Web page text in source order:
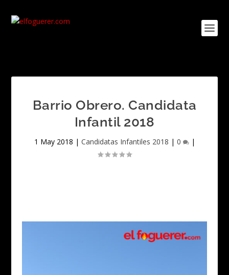
Barrio Obrero. Candidata
Infantil 2018
1 May 2018 | Candidatas Infantiles 2018 | 0 |